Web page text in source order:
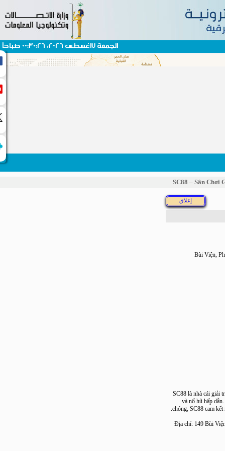
الجمعة 7اغسطس 2026، 00:30:26 صباحاً
SC88 – Sân
SC88 là nhà cái
và nổ hũ hấp
chóng, SC88
Địa chỉ: 149 Bùi